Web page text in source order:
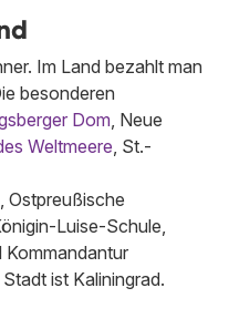
Im Land bezahlt man
besonderen
Dom , Neue
Weltmeere , St.-
Ostpreußische
Luise-Schule,
Kommandantur
ist Kaliningrad.